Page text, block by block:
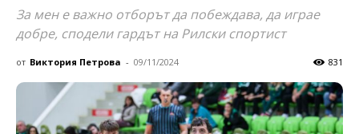
За мен е важно отборът да побеждава, да играе
добре, сподели гардът на Рилски спортист
от Виктория Петрова - 09/11/2024 831